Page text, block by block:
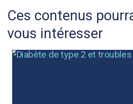
Ces contenus
vous intéresser